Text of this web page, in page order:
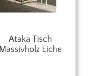
Ataka Tisch
Massivholz Eiche